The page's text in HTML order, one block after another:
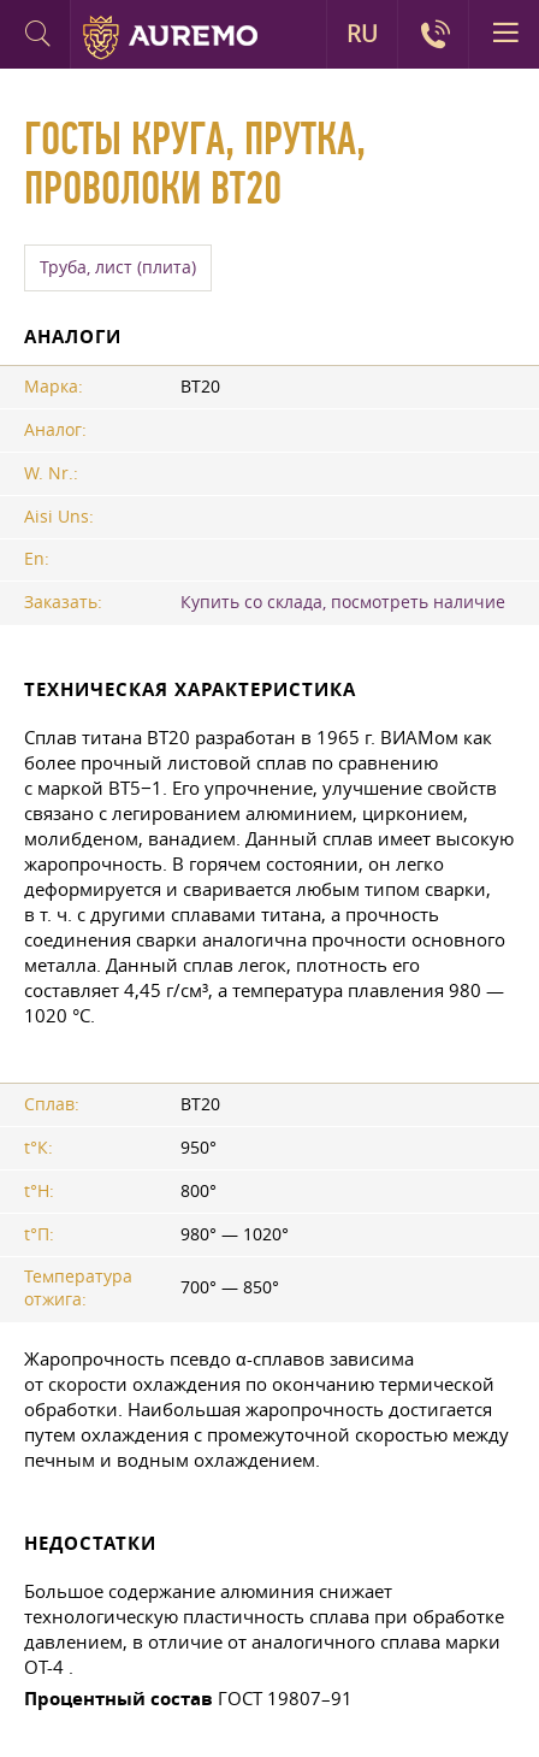
ГОСТЫ КРУГА, ПРУТКА,
ПРОВОЛОКИ ВТ20
Труба, лист (плита)
АНАЛОГИ
Марка:
ВТ20
Аналог:
W. Nr.:
Aisi Uns:
En:
Заказать:
Купить со склада, посмотреть наличие
ТЕХНИЧЕСКАЯ ХАРАКТЕРИСТИКА
Сплав титана ВТ20 разработан в 1965 г. ВИАМом как
более прочный листовой сплав по сравнению
с маркой ВТ5−1. Его упрочнение, улучшение свойств
связано с легированием алюминием, цирконием,
молибденом, ванадием. Данный сплав имеет высокую
жаропрочность. В горячем состоянии, он легко
деформируется и сваривается любым типом сварки,
в т. ч. с другими сплавами титана, а прочность
соединения сварки аналогична прочности основного
металла. Данный сплав легок, плотность его
составляет 4,45 г/см³, а температура плавления 980 —
1020 °C.
Сплав:
ВТ20
t°К:
950°
t°Н:
800°
t°П:
980° — 1020°
Температура
отжига:
700° — 850°
Жаропрочность псевдо α-сплавов зависима
от скорости охлаждения по окончанию термической
обработки. Наибольшая жаропрочность достигается
путем охлаждения с промежуточной скоростью между
печным и водным охлаждением.
НЕДОСТАТКИ
Большое содержание алюминия снижает
технологическую пластичность сплава при обработке
давлением, в отличие от аналогичного сплава марки
ОТ-4 .
Процентный состав ГОСТ 19807–91
RU